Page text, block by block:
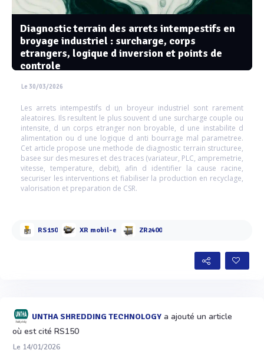
Diagnostic terrain des arrets intempestifs en
broyage industriel : surcharge, corps
etrangers, logique d inversion et points de
controle
Le 30/03/2026
Les arrets intempestifs d un broyeur industriel sont rarement
aleatoires. Ils resultent le plus souvent d une surcharge couple ou
intensite, d un corps etranger non broyable, d une instabilite d
alimentation ou d une logique d anti bourrage mal parametree.
Cet article propose une methode de diagnostic terrain structuree,
basee sur des mesures et des traces (variateur, PLC, ampremetrie,
vitesse, temperature, debit), afin d identifier la cause racine,
securiser les interventions et fiabiliser la production en recyclage,
valorisation et preparation de CSR.
RS150 XR mobil-e ZR2400
UNTHA SHREDDING TECHNOLOGY a ajouté un article
où est cité RS150
Le 14/01/2026